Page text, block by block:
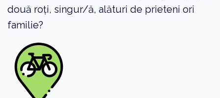
două roți, singur/ă, alături de prieteni ori
familie?